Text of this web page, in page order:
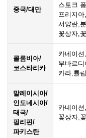
중국/대만
스토크
프리지
서양란,
꽃상자,
콜롬비아/
코스타리카
카네이
부바르
카라,튤립
말레이시아/
인도네시아/
태국/
필리핀/
파키스탄
카네이
꽃상자,